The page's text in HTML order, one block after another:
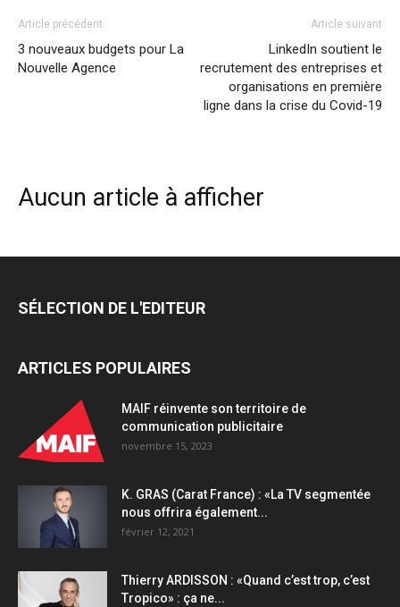
Article précédent
3 nouveaux budgets pour La
Nouvelle Agence
Article suivant
LinkedIn soutient le
recrutement des entreprises et
organisations en première
ligne dans la crise du Covid-19
Aucun article à afficher
SÉLECTION DE L'EDITEUR
ARTICLES POPULAIRES
MAIF réinvente son territoire de
communication publicitaire
novembre 15, 2023
K. GRAS (Carat France) : «La TV segmentée
nous offrira également...
février 12, 2021
Thierry ARDISSON : «Quand c’est trop, c’est
Tropico» : ça ne...